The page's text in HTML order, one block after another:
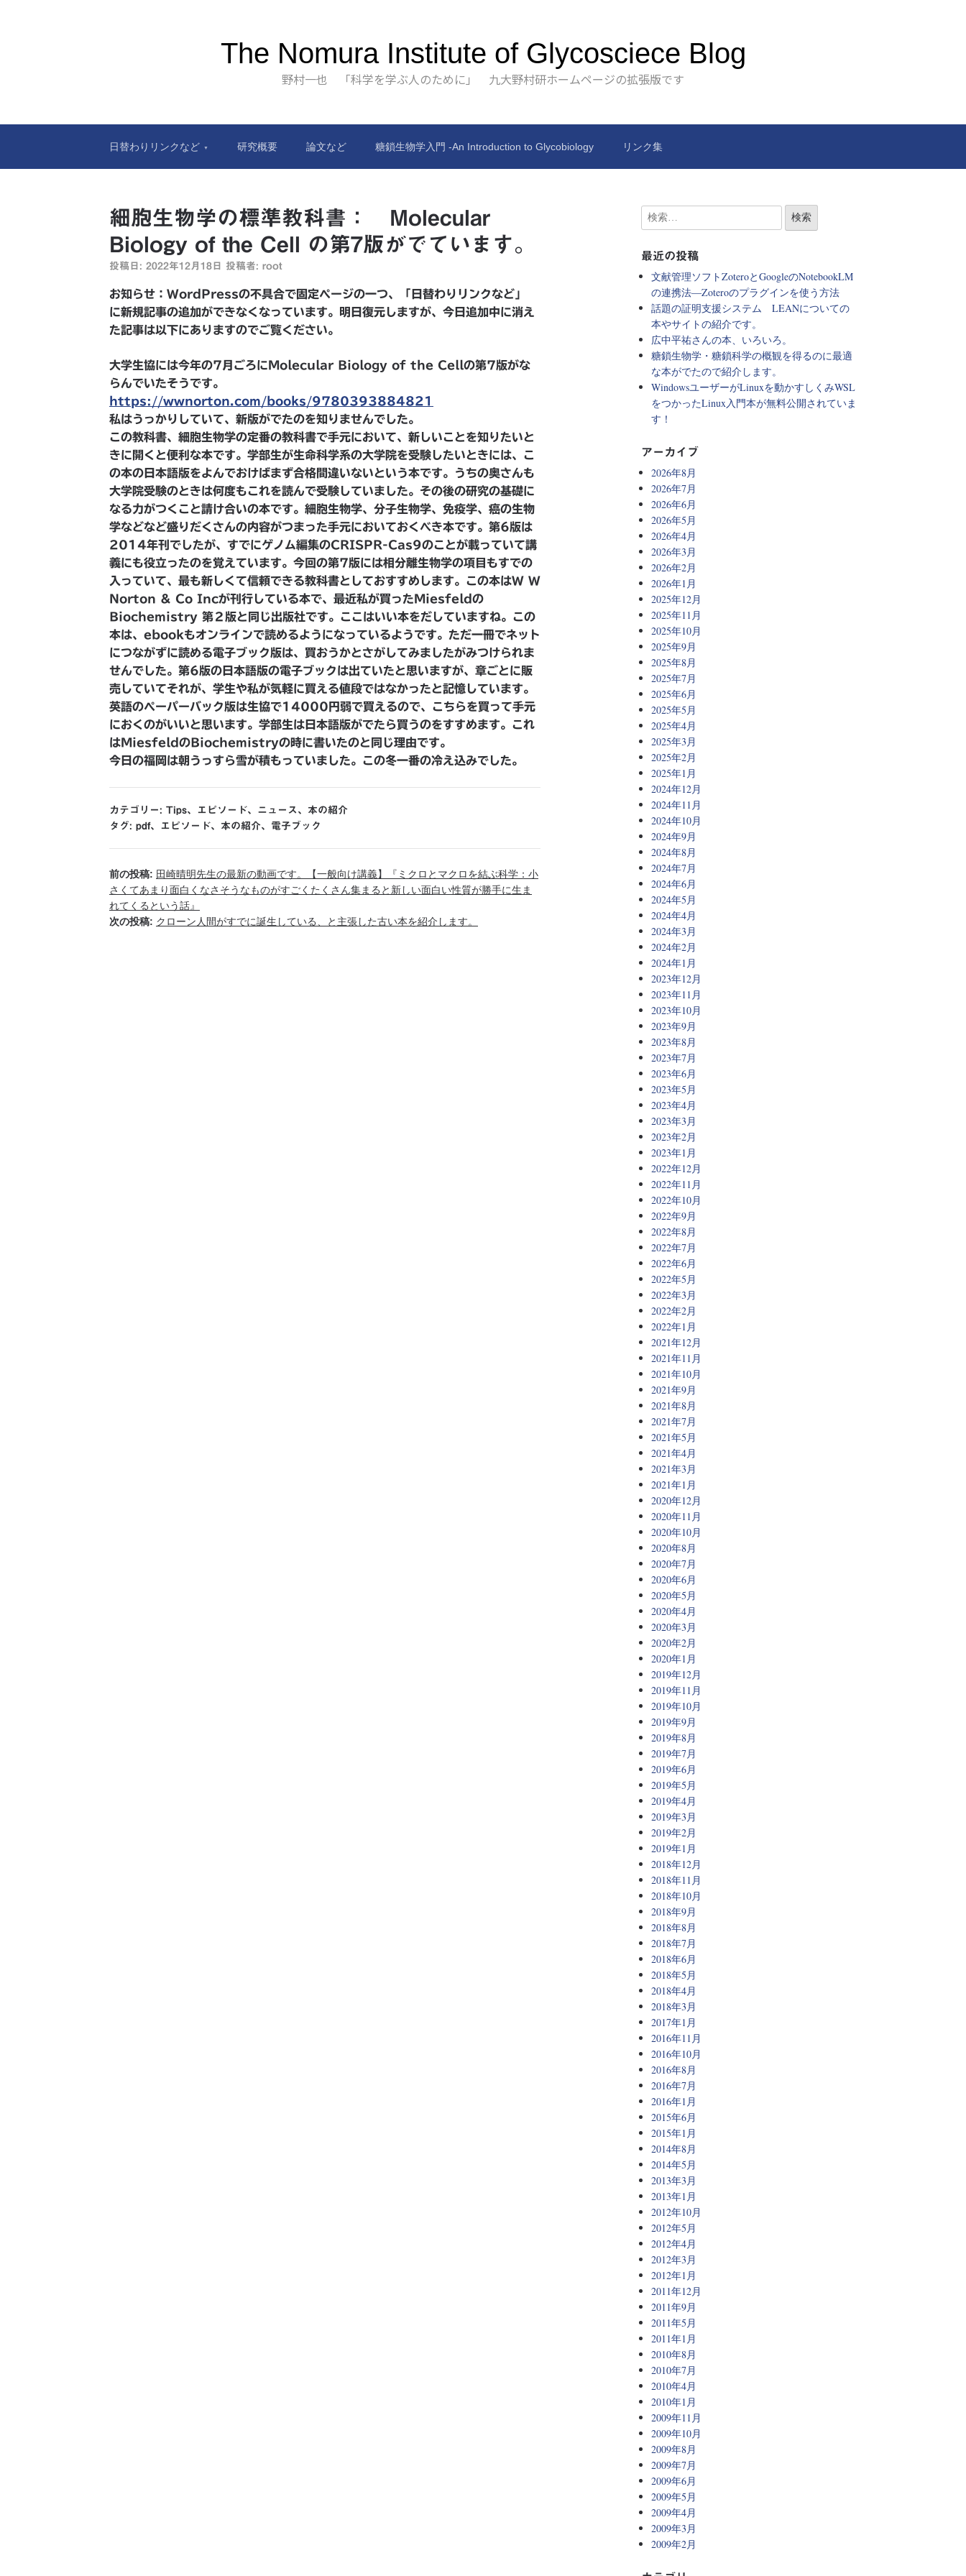
The Nomura Institute of Glycosciece Blog
野村一也 「科学を学ぶ人のために」 九大野村研ホームページの拡張版です
日替わりリンクなど 研究概要 論文など 糖鎖生物学入門 -An Introduction to Glycobiology リンク集
細胞生物学の標準教科書： Molecular
Biology of the Cell の第7版がでています。
投稿日: 2022年12月18日 投稿者: root
お知らせ：WordPressの不具合で固定ページの一つ、「日替わりリンクなど」
に新規記事の追加ができなくなっています。明日復元しますが、今日追加中に消え
た記事は以下にありますのでご覧ください。
大学生協には今年の7月ごろにMolecular Biology of the Cellの第7版がな
らんでいたそうです。
https://wwnorton.com/books/9780393884821
私はうっかりしていて、新版がでたのを知りませんでした。
この教科書、細胞生物学の定番の教科書で手元において、新しいことを知りたいと
きに開くと便利な本です。学部生が生命科学系の大学院を受験したいときには、こ
の本の日本語版をよんでおけばまず合格間違いないという本です。うちの奥さんも
大学院受験のときは何度もこれを読んで受験していました。その後の研究の基礎に
なる力がつくこと請け合いの本です。細胞生物学、分子生物学、免疫学、癌の生物
学などなど盛りだくさんの内容がつまった手元においておくべき本です。第6版は
2014年刊でしたが、すでにゲノム編集のCRISPR-Cas9のことが載っていて講
義にも役立ったのを覚えています。今回の第7版には相分離生物学の項目もすでの
入っていて、最も新しくて信頼できる教科書としておすすめします。この本はW W
Norton & Co Incが刊行している本で、最近私が買ったMiesfeldの
Biochemistry 第２版と同じ出版社です。ここはいい本をだしていますね。この
本は、ebookもオンラインで読めるようになっているようです。ただ一冊でネット
につながずに読める電子ブック版は、買おうかとさがしてみましたがみつけられま
せんでした。第6版の日本語版の電子ブックは出ていたと思いますが、章ごとに販
売していてそれが、学生や私が気軽に買える値段ではなかったと記憶しています。
英語のペーパーバック版は生協で14000円弱で買えるので、こちらを買って手元
におくのがいいと思います。学部生は日本語版がでたら買うのをすすめます。これ
はMiesfeldのBiochemistryの時に書いたのと同じ理由です。
今日の福岡は朝うっすら雪が積もっていました。この冬一番の冷え込みでした。
カテゴリー: Tips、 エピソード、 ニュース 、 本の紹介
タグ: pdf、 エピソード、 本の紹介、 電子ブック
前の投稿: 田崎晴明先生の最新の動画です。【一般向け講義】『ミクロとマクロを結ぶ科学：小
さくてあまり面白くなさそうなものがすごくたくさん集まると新しい面白い性質が勝手に生ま
れてくるという話』
次の投稿: クローン人間がすでに誕生している、と主張した古い本を紹介します。
最近の投稿
文献管理ソフトZoteroとGoogleのNotebookLM
の連携法―Zoteroのプラグインを使う方法
話題の証明支援システム LEANについての
本やサイトの紹介です。
広中平祐さんの本、いろいろ。
糖鎖生物学・糖鎖科学の概観を得るのに最適
な本がでたので紹介します。
WindowsユーザーがLinuxを動かすしくみWSL
をつかったLinux入門本が無料公開されていま
す！
アーカイブ
2026年8月
2026年7月
2026年6月
2026年5月
2026年4月
2026年3月
2026年2月
2026年1月
2025年12月
2025年11月
2025年10月
2025年9月
2025年8月
2025年7月
2025年6月
2025年5月
2025年4月
2025年3月
2025年2月
2025年1月
2024年12月
2024年11月
2024年10月
2024年9月
2024年8月
2024年7月
2024年6月
2024年5月
2024年4月
2024年3月
2024年2月
2024年1月
2023年12月
2023年11月
2023年10月
2023年9月
2023年8月
2023年7月
2023年6月
2023年5月
2023年4月
2023年3月
2023年2月
2023年1月
2022年12月
2022年11月
2022年10月
2022年9月
2022年8月
2022年7月
2022年6月
2022年5月
2022年3月
2022年2月
2022年1月
2021年12月
2021年11月
2021年10月
2021年9月
2021年8月
2021年7月
2021年5月
2021年4月
2021年3月
2021年1月
2020年12月
2020年11月
2020年10月
2020年8月
2020年7月
2020年6月
2020年5月
2020年4月
2020年3月
2020年2月
2020年1月
2019年12月
2019年11月
2019年10月
2019年9月
2019年8月
2019年7月
2019年6月
2019年5月
2019年4月
2019年3月
2019年2月
2019年1月
2018年12月
2018年11月
2018年10月
2018年9月
2018年8月
2018年7月
2018年6月
2018年5月
2018年4月
2018年3月
2017年1月
2016年11月
2016年10月
2016年8月
2016年7月
2016年1月
2015年6月
2015年1月
2014年8月
2014年5月
2013年3月
2013年1月
2012年10月
2012年5月
2012年4月
2012年3月
2012年1月
2011年12月
2011年9月
2011年5月
2011年1月
2010年8月
2010年7月
2010年4月
2010年1月
2009年11月
2009年10月
2009年8月
2009年7月
2009年6月
2009年5月
2009年4月
2009年3月
2009年2月